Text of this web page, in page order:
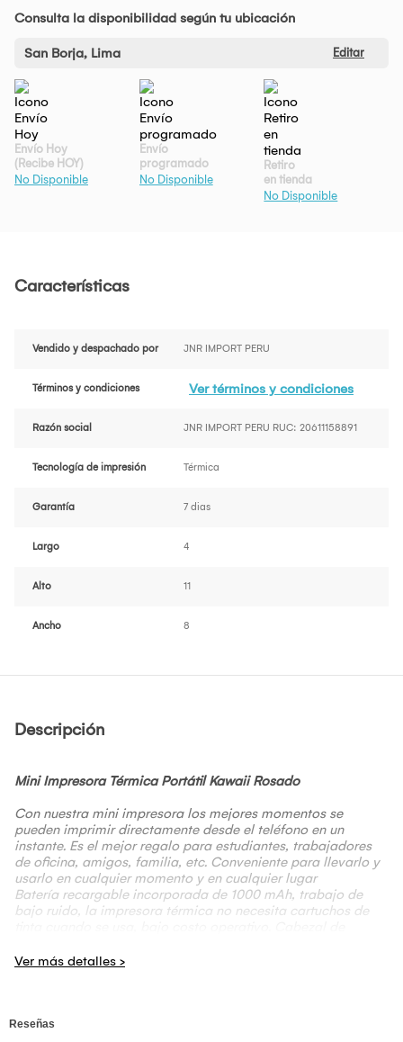
Consulta la disponibilidad según tu ubicación
San Borja, Lima Editar
Envío Hoy
(Recibe HOY)
No Disponible
Envío
programado
No Disponible
Retiro
en tienda
No Disponible
Características
Vendido y despachado por JNR IMPORT PERU
Términos y condiciones Ver términos y condiciones
Razón social JNR IMPORT PERU RUC: 20611158891
Tecnología de impresión Térmica
Garantía 7 dias
Largo 4
Alto 11
Ancho 8
Descripción
Mini Impresora Térmica Portátil Kawaii Rosado
Con nuestra mini impresora los mejores momentos se
pueden imprimir directamente desde el teléfono en un
instante. Es el mejor regalo para estudiantes, trabajadores
de oficina, amigos, familia, etc. Conveniente para llevarlo y
usarlo en cualquier momento y en cualquier lugar
Batería recargable incorporada de 1000 mAh, trabajo de
bajo ruido, la impresora térmica no necesita cartuchos de
rendimiento estable.
temas para hacer que sus fotos sean más elegantes.